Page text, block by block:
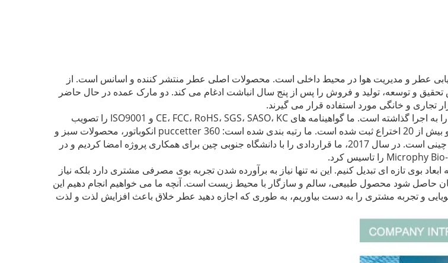
محصولات اصلی عطر منتشر کننده و اسانس است. از
دو مارک عمده در حال حاضر
ما گواهینامه های CE، FCC، RoHS، SGS، SASO، KC و ISO9001 را تصویب
ما رتبه بندی شده است: 360 puccetter انکوباتور، محصولات سبز و
چینی است.
در سال 2017، ما قراردادی را با دانشگاه جنوبی چین برای همکاری پروژه امضا کردیم و در
بوی تازه ای تبدیل کنیم. این نه تنها نیاز به برآورده شدن تجربه بوی مصرفی مشتری دارد بلکه نیاز
حاصل شود محصول طبیعی، سالم و سازگار با محیط زیست است. آنچه ما می خواهیم انجام دهیم این
و تجربه مشتری را به دست بیاوریم، به طوری که اجازه دهید عطر خلاق باعث افزایش لذت و لذت